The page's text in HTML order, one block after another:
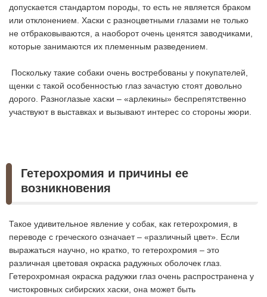
допускается стандартом породы, то есть не является браком
или отклонением. Хаски с разноцветными глазами не только
не отбраковываются, а наоборот очень ценятся заводчиками,
которые занимаются их племенным разведением.
Поскольку такие собаки очень востребованы у покупателей,
щенки с такой особенностью глаз зачастую стоят довольно
дорого. Разноглазые хаски – «арлекины» беспрепятственно
участвуют в выставках и вызывают интерес со стороны жюри.
Гетерохромия и причины ее
возникновения
Такое удивительное явление у собак, как гетерохромия, в
переводе с греческого означает – «различный цвет». Если
выражаться научно, но кратко, то гетерохромия – это
различная цветовая окраска радужных оболочек глаз.
Гетерохромная окраска радужки глаз очень распространена у
чистокровных сибирских хаски, она может быть